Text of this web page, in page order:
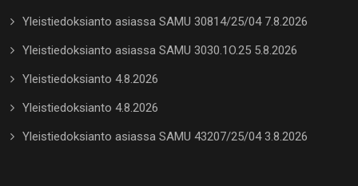
Yleistiedoksianto asiassa SAMU 30814/25/04 7.8.2026
Yleistiedoksianto asiassa SAMU 3030.1O.25 5.8.2026
Yleistiedoksianto 4.8.2026
Yleistiedoksianto 4.8.2026
Yleistiedoksianto asiassa SAMU 43207/25/04 3.8.2026